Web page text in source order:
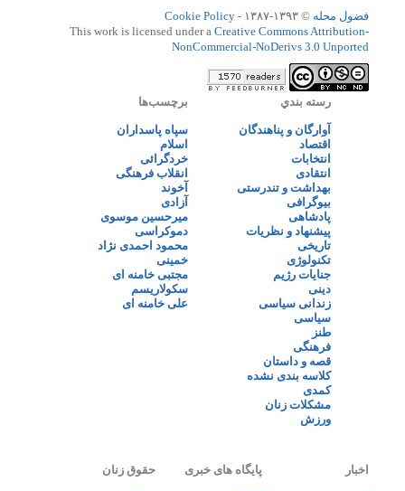
فضول محله © ۱۳۹۳-۱۳۸۷ -
Cookie Policy
This work is licensed under a Creative Commons Attribution-
NonCommercial-NoDerivs 3.0 Unported
رسته بندي
آوارگان و پناهندگان
اقتصاد
انتخابات
انتقادی
بهداشت و تندرستی
بیوگرافی
پادشاهی
پیشنهاد و نظریات
تاریخی
تکنولوژی
جنایات رژیم
دینی
زندانی سیاسی
سیاسی
طنز
فرهنگی
قصه و داستان
کلاسه بندی نشده
کمدی
مشکلات زنان
ورزش
برچسب‌ها
سپاه پاسداران
اسلام
خردگرائی
انقلاب فرهنگی
آخوند
آزادی
میرحسین موسوی
دموکراسی
محمود احمدی نژاد
خمینی
مجتبی خامنه ای
سکولاریسم
علی خامنه ای
اخبار پایگاه های خبری حقوق زنان